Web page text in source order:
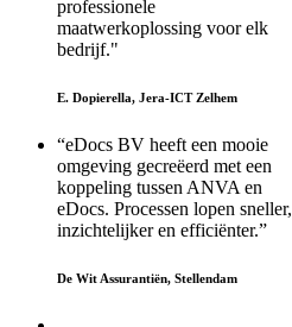
professionele
maatwerkoplossing voor elk
bedrijf."
E. Dopierella, Jera-ICT Zelhem
“eDocs BV heeft een mooie
omgeving gecreëerd met een
koppeling tussen ANVA en
eDocs. Processen lopen sneller,
inzichtelijker en efficiënter.”
De Wit Assurantiën, Stellendam